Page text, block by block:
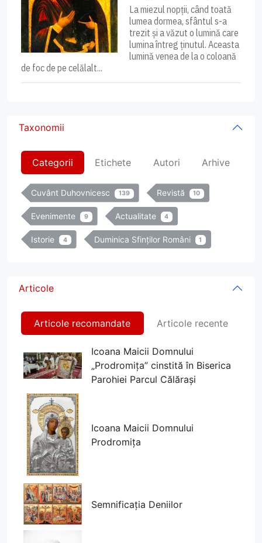
La miezul nopții, când toată
lumea dormea, sfântul s-a
trezit și a văzut o lumină care
lumina întreg ținutul. Aceasta
lumină venea de la o coloană
de foc de pe celălalt...
Taxonomii
Categorii Etichete Autori Arhive
Cuvânt Duhovnicesc 139 Revistă 10
Evenimente 9 Actualitate 4
Istorie 4 Duminica Sfinților Români 1
Articole
Articole recomandate Articole recente
Icoana Maicii Domnului
„Prodromița” cinstită în Biserica
Parohiei Parcul Călărași
Icoana Maicii Domnului
Prodromița
Semnificația Deniilor